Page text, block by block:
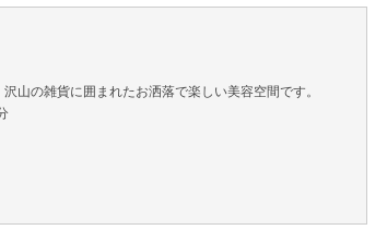
山の雑貨に囲まれたお洒落で楽しい美容空間です。